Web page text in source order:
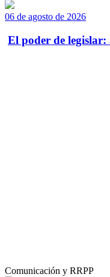
06 de agosto de 2026
El poder de legislar:
Comunicación y RRPP